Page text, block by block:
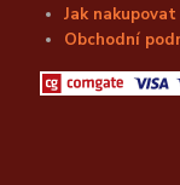
Jak nakupovat
Obchodní